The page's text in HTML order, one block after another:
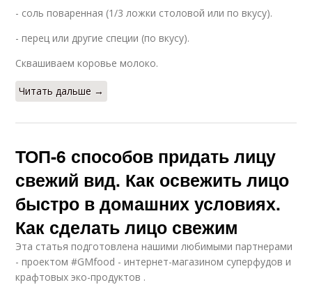
- соль поваренная (1/3 ложки столовой или по вкусу).
- перец или другие специи (по вкусу).
Сквашиваем коровье молоко.
Читать дальше →
ТОП-6 способов придать лицу
свежий вид. Как освежить лицо
быстро в домашних условиях.
Как сделать лицо свежим
Эта статья подготовлена нашими любимыми партнерами
- проектом #GMfood - интернет-магазином суперфудов и
крафтовых эко-продуктов .